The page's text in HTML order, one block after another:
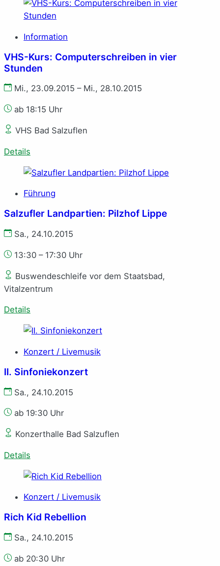
Information
VHS-Kurs: Computerschreiben in vier
Stunden
Mi., 23.09.2015 – Mi., 28.10.2015
ab 18:15 Uhr
VHS Bad Salzuflen
Details
Führung
Salzufler Landpartien: Pilzhof Lippe
Sa., 24.10.2015
13:30 – 17:30 Uhr
Buswendeschleife vor dem Staatsbad,
Vitalzentrum
Details
Konzert / Livemusik
II. Sinfoniekonzert
Sa., 24.10.2015
ab 19:30 Uhr
Konzerthalle Bad Salzuflen
Details
Konzert / Livemusik
Rich Kid Rebellion
Sa., 24.10.2015
ab 20:30 Uhr